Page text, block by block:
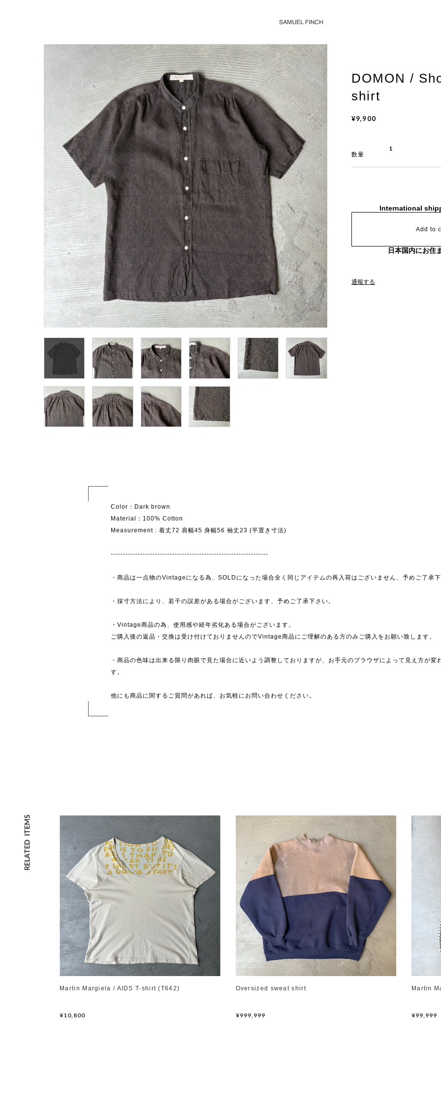
DOMON /
shirt
¥9,900
数量
International
Add to
日本国内にお住
通報する
Color：Dark brown
Material：100% Cotton
Measurement : 着丈72 肩幅45 身幅56 袖丈23 (平置き寸法)
----------------------------------------------------------------
・商品は一点物のVintageになる為、SOLDになった場合全く同じアイテムの再入荷はございません、予めご了承下
・採寸方法により、若干の誤差がある場合がございます、予めご了承下さい。
・Vintage商品の為、使用感や経年劣化ある場合がございます。
ご購入後の返品・交換は受け付けておりませんのでVintage商品にご理解のある方のみご購入をお願い致します。
・商品の色味は出来る限り肉眼で見た場合に近いよう調整しておりますが、お手元のブラウザによって見え方が変
す。
他にも商品に関するご質問があれば、お気軽にお問い合わせください。
Martin Margiela / AIDS T-shirt (T642)
¥10,800
Oversized sweat shirt
¥999,999
Martin
¥99,999